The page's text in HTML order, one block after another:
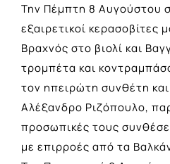
Την Πέμπτη 8 Αυγούστου
εξαιρετικοί κερασοβίτες
Βραχνός στο βιολί και
τρομπέτα και
τον ηπειρώτη συνθέτη
Αλέξανδρο Ριζόπουλο,
προσωπικές τους
με επιρροές από τα